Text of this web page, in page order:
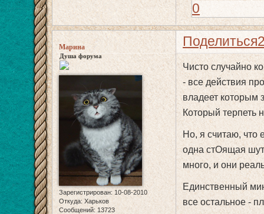
0
Поделиться
Марина
Душа форума
Зарегистрирован: 10-08-2010
Откуда: Харьков
Сообщений: 13723
Чисто случайно
- все действия
владеет которым
Который терпеть
Но, я считаю, что
одна стОящая
много, и они
Единственный
все остальное -